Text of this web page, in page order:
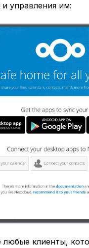
управления им:
любые клиенты,